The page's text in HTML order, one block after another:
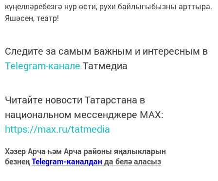
күңелләребезгә нур өсти, рухи байлыгыбызны арттыра.
Яшәсен, театр!
Следите за самым важным и интересным в
Telegram-канале Татмедиа
Читайте новости Татарстана в
национальном мессенджере MАХ:
https://max.ru/tatmedia
Хәзер Арча һәм Арча районы яңалыкларын
безнеңTelegram-каналданда белә аласыз